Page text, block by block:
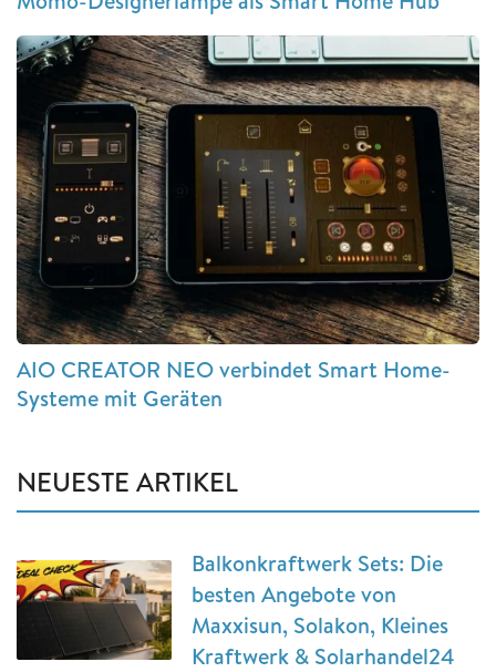
AIO CREATOR NEO verbindet Smart Home-
Systeme mit Geräten
NEUESTE ARTIKEL
Balkonkraftwerk Sets: Die
besten Angebote von
Maxxisun, Solakon, Kleines
Kraftwerk & Solarhandel24